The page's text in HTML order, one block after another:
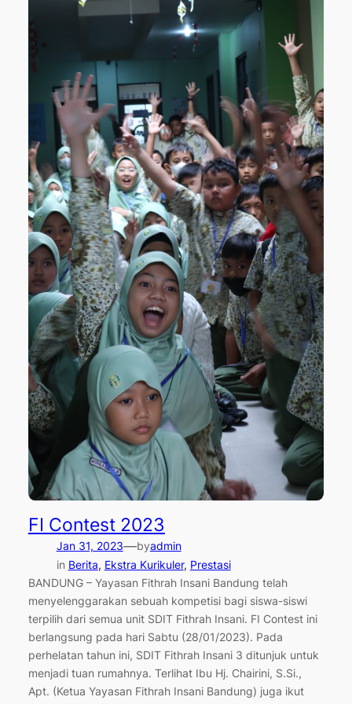
FI Contest 2023
Jan 31, 2023—byadmin
in Berita, Ekstra Kurikuler, Prestasi
BANDUNG – Yayasan Fithrah Insani Bandung telah
menyelenggarakan sebuah kompetisi bagi siswa-siswi
terpilih dari semua unit SDIT Fithrah Insani. FI Contest ini
berlangsung pada hari Sabtu (28/01/2023). Pada
perhelatan tahun ini, SDIT Fithrah Insani 3 ditunjuk untuk
menjadi tuan rumahnya. Terlihat Ibu Hj. Chairini, S.Si.,
Apt. (Ketua Yayasan Fithrah Insani Bandung) juga ikut